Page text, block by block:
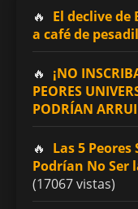
El declive de
a café de
¡NO
PEORES
PODRÍAN
Las 5
Podrían No Ser
(17067 vistas)